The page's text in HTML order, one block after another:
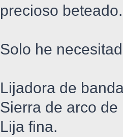
precioso beteado.
Solo he
Lijadora de
Sierra de arco
Lija fina.